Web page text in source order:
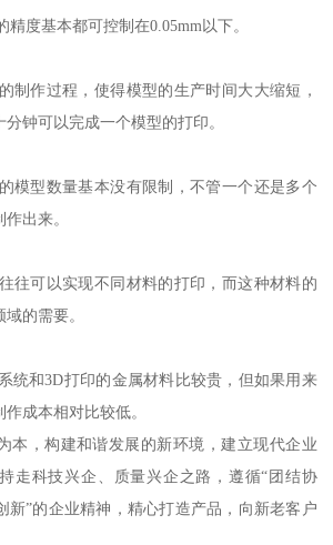
精度基本都可控制在0.05mm以下。
制作过程，使得模型的生产时间大大缩短，
钟可以完成一个模型的打印。
模型数量基本没有限制，不管一个还是多个
出来。
往可以实现不同材料的打印，而这种材料的
的需要。
统和3D打印的金属材料比较贵，但如果用来
成本相对比较低。
本，构建和谐发展的新环境，建立现代企业
走科技兴企、质量兴企之路，遵循“团结协
新”的企业精神，精心打造产品，向新老客户